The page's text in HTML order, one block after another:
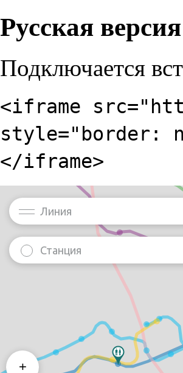
Русская
Подключается
<iframe
style="border:
</iframe>